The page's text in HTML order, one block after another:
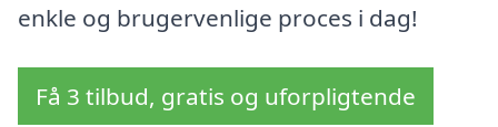
enkle og brugervenlige proces i dag!
Få 3 tilbud, gratis og uforpligtende